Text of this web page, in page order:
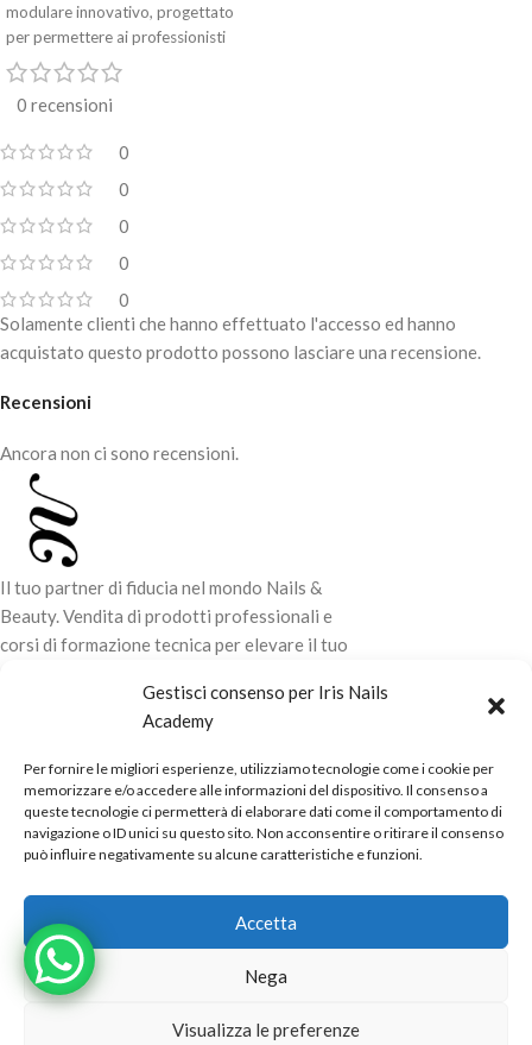
Gestisci consenso per Iris Nails
Academy
Per fornire le migliori esperienze, utilizziamo tecnologie come i cookie per
memorizzare e/o accedere alle informazioni del dispositivo. Il consenso a
queste tecnologie ci permetterà di elaborare dati come il comportamento di
navigazione o ID unici su questo sito. Non acconsentire o ritirare il consenso
può influire negativamente su alcune caratteristiche e funzioni.
Accetta
Nega
Visualizza le preferenze
modulare innovativo, progettato
per permettere ai professionisti
della
0 recensioni
0
0
0
0
0
Recensioni
Ancora non ci sono recensioni.
Solamente clienti che hanno effettuato l'accesso ed hanno
acquistato questo prodotto possono lasciare una recensione.
Il tuo partner di fiducia nel mondo Nails &
Beauty. Vendita di prodotti professionali e
corsi di formazione tecnica per elevare il tuo
LINK UTILI
ORARI NEGOZIO
Powered byReal.Pro.Webcopyright© 2026 in collaborazione con
Mac Sistemi